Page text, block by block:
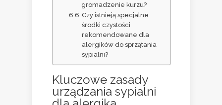
gromadzenie kurzu?
Czy istnieją specjalne
środki czystości
rekomendowane dla
alergików do sprzątania
sypialni?
Kluczowe zasady
urządzania sypialni